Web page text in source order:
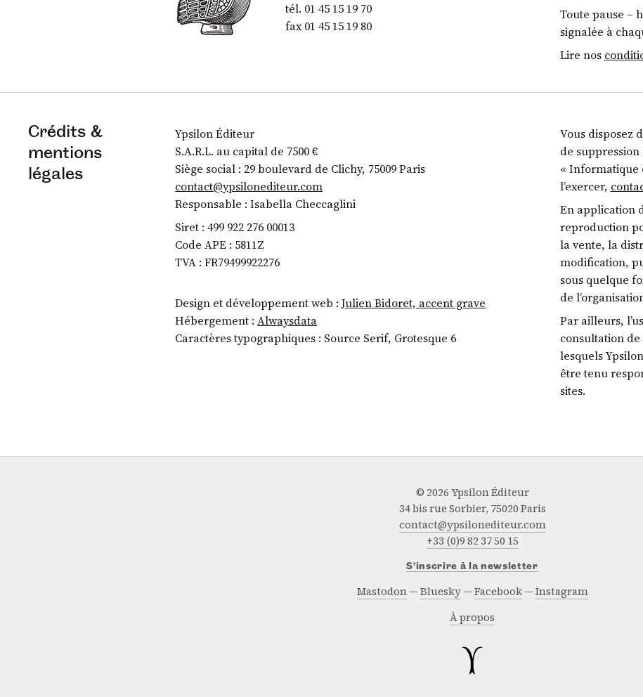
tél. 01 45 15 19 70
fax 01 45 15 19 80
Toute pause –
signalée à
Lire nos
Crédits &
mentions
légales
Ypsilon Éditeur
S.A.R.L. au capital de 7500 €
Siège social : 29 boulevard de Clichy, 75009 Paris
contact@ypsilonediteur.com
Responsable : Isabella Checcaglini
Siret : 499 922 276 00013
Code APE : 5811Z
TVA : FR79499922276
Design et développement web :Julien Bidoret, accent grave
Hébergement :Alwaysdata
Caractères typographiques : Source Serif, Grotesque 6
Vous disposez
de
« Informatique
l’exercer,
En application
reproduction
la vente, la
modification,
sous quelque
de
Par ailleurs,
consultation de
lesquels
être tenu
sites.
© 2026 Ypsilon Éditeur
34 bis rue Sorbier, 75020 Paris
contact@ypsilonediteur.com
+33 (0)9 82 37 50 15
S’inscrire à la newsletter
Mastodon Bluesky Facebook
Instagram
À propos